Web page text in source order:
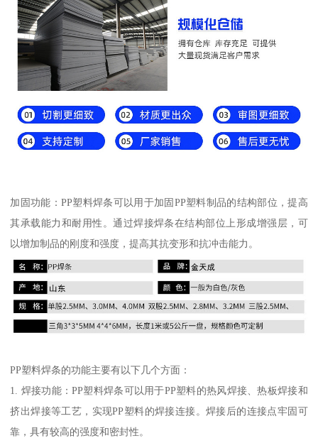
加固功能：PP塑料焊条可以用于加固PP塑料制品的结构部位，提高
其承载能力和耐用性。通过焊接焊条在结构部位上形成增强层，可
以增加制品的刚度和强度，提高其抗变形和抗冲击能力。
PP塑料焊条的功能主要有以下几个方面：
1. 焊接功能：PP塑料焊条可以用于PP塑料的热风焊接、热板焊接和
挤出焊接等工艺，实现PP塑料的焊接连接。焊接后的连接点牢固可
靠，具有较高的强度和密封性。